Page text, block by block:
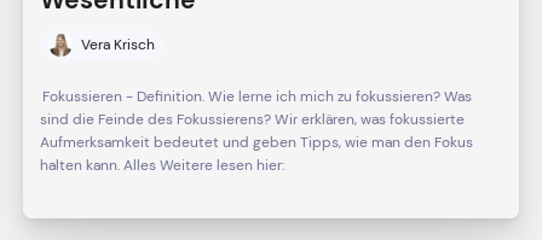
Vera Krisch
Fokussieren - Definition. Wie lerne ich mich zu fokussieren? Was
sind die Feinde des Fokussierens? Wir erklären, was fokussierte
Aufmerksamkeit bedeutet und geben Tipps, wie man den Fokus
halten kann. Alles Weitere lesen hier: